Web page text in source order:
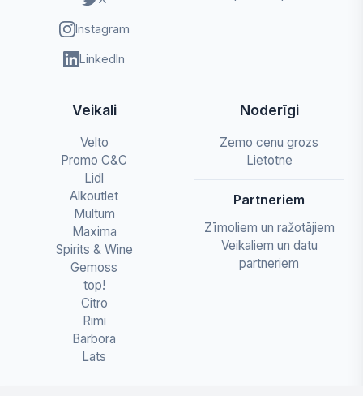
Instagram
LinkedIn
Veikali
Velto
Promo C&C
Lidl
Alkoutlet
Multum
Maxima
Spirits & Wine
Gemoss
top!
Citro
Rimi
Barbora
Lats
Noderīgi
Zemo cenu grozs
Lietotne
Partneriem
Zīmoliem un ražotājiem
Veikaliem un datu
partneriem